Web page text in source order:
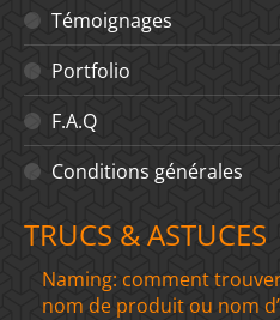
Témoignages
Portfolio
F.A.Q
Conditions générales
TRUCS & ASTUCES
Naming: comment
nom de produit ou nom